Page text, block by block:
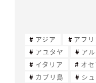
アジア アフリ
アユタヤ
ア
イタリア
オ
カプリ島
シ